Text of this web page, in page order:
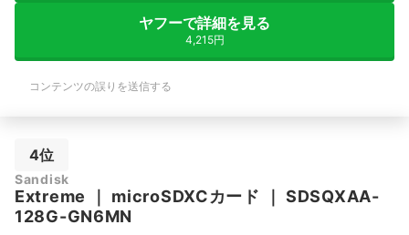
ヤフーで詳細を見る
4,215円
コンテンツの誤りを送信する
4位
Sandisk
Extreme microSDXCカード ｜SDSQXAA-
128G-GN6MN